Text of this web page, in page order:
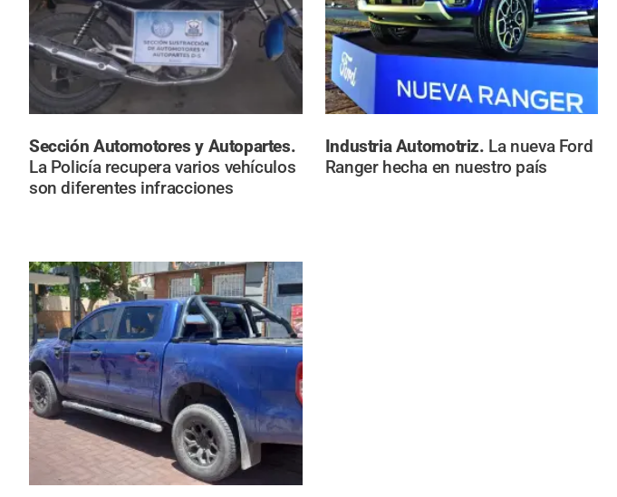
Sección Automotores y Autopartes.
La Policía recupera varios vehículos
son diferentes infracciones
Industria Automotriz. La nueva Ford
Ranger hecha en nuestro país